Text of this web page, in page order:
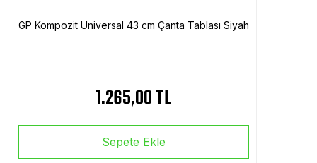
GP Kompozit Universal 43 cm Çanta Tablası Siyah
1.265,00 TL
Sepete Ekle